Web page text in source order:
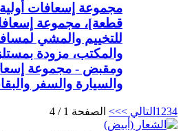
قطعة]، مجموعة
للتخييم والمشي
والمكتب، مزودة
ومقبض - مجموعة
والسيارة والسفر
1 234 التالي >>> الصفحة 1 / 4